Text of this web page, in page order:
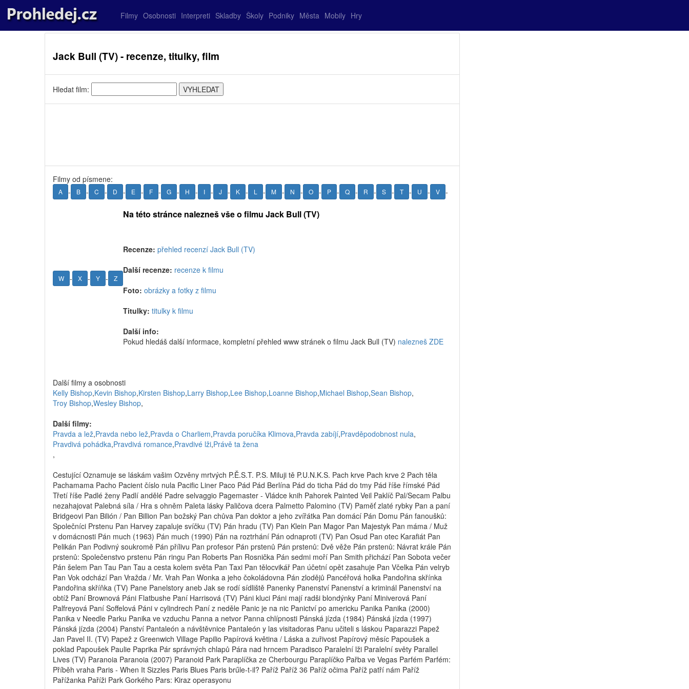
Filmy Osobnosti Interpreti Skladby Školy Podniky Města Mobily Hry
Jack Bull (TV) - recenze, titulky, film
Hledat film:
Filmy od písmene:
A - B - C - D - E - F - G - H - I - J - K - L - M - N - O - P - Q - R - S - T - U - V -
W - X - Y - Z
Na této stránce nalezneš vše o filmu Jack Bull (TV)
Recenze: přehled recenzí Jack Bull (TV)
Další recenze: recenze k filmu
Foto: obrázky a fotky z filmu
Titulky: titulky k filmu
Další info:
Pokud hledáš další informace, kompletní přehled www stránek o filmu Jack Bull (TV) nalezneš ZDE
Další filmy a osobnosti
Kelly Bishop,Kevin Bishop,Kirsten Bishop,Larry Bishop,Lee Bishop,Loanne Bishop,Michael Bishop,Sean Bishop,
Troy Bishop,Wesley Bishop,
Další filmy:
Pravda a lež,Pravda nebo lež,Pravda o Charliem,Pravda poručíka Klimova,Pravda zabíjí,Pravděpodobnost nula,
Pravdivá pohádka,Pravdivá romance,Pravdivé lži,Právě ta žena
,
Cestující Oznamuje se láskám vašim Ozvěny mrtvých P.Ě.S.T. P.S. Miluji tě P.U.N.K.S. Pach krve Pach krve 2 Pach těla
Pachamama Pacho Pacient číslo nula Pacific Liner Paco Pád Pád Berlína Pád do ticha Pád do tmy Pád říše římské Pád
Třetí říše Padlé ženy Padlí andělé Padre selvaggio Pagemaster - Vládce knih Pahorek Painted Veil Paklíč Pal/Secam Palbu
nezahajovat Palebná síla / Hra s ohněm Paleta lásky Paličova dcera Palmetto Palomino (TV) Paměť zlaté rybky Pan a paní
Bridgeovi Pan Bilión / Pan Billion Pan božský Pan chůva Pan doktor a jeho zvířátka Pan domácí Pán Domu Pán fanoušků:
Společníci Prstenu Pan Harvey zapaluje svíčku (TV) Pán hradu (TV) Pan Klein Pan Magor Pan Majestyk Pan máma / Muž
v domácnosti Pán much (1963) Pán much (1990) Pán na roztrhání Pán odnaproti (TV) Pan Osud Pan otec Karafiát Pan
Pelikán Pan Podivný soukromě Pán přílivu Pan profesor Pán prstenů Pán prstenů: Dvě věže Pán prstenů: Návrat krále Pán
prstenů: Společenstvo prstenu Pán ringu Pan Roberts Pan Rosnička Pán sedmi moří Pan Smith přichází Pan Sobota večer
Pán šelem Pan Tau Pan Tau a cesta kolem světa Pan Taxi Pan tělocvikář Pan účetní opět zasahuje Pan Včelka Pán velryb
Pan Vok odchází Pan Vražda / Mr. Vrah Pan Wonka a jeho čokoládovna Pán zlodějů Pancéřová holka Pandořina skřínka
Pandořina skříňka (TV) Pane Panelstory aneb Jak se rodí sídliště Panenky Panenství Panenství a kriminál Panenství na
obtíž Paní Brownová Páni Flatbushe Paní Harrisová (TV) Páni kluci Páni mají radši blondýnky Paní Miniverová Paní
Palfreyová Paní Soffelová Páni v cylindrech Paní z neděle Panic je na nic Panictví po americku Panika Panika (2000)
Panika v Needle Parku Panika ve vzduchu Panna a netvor Panna chlípnosti Pánská jízda (1984) Pánská jízda (1997)
Pánská jízda (2004) Panství Pantaleón a návštěvnice Pantaleón y las visitadoras Panu učiteli s láskou Paparazzi Papež
Jan Pavel II. (TV) Papež z Greenwich Village Papilio Papírová květina / Láska a zuřivost Papírový měsíc Papoušek a
poklad Papoušek Paulie Paprika Pár správných chlapů Pára nad hrncem Paradisco Paralelní lži Paralelní světy Parallel
Lives (TV) Paranoia Paranoia (2007) Paranoid Park Paraplíčka ze Cherbourgu Paraplíčko Pařba ve Vegas Parfém Parfém:
Příběh vraha Paris - When It Sizzles Paris Blues Paris brűle-t-il? Paříž Paříž 36 Paříž očima Paříž patří nám Paříž
Pařížanka Paříži Park Gorkého Pars: Kiraz operasyonu